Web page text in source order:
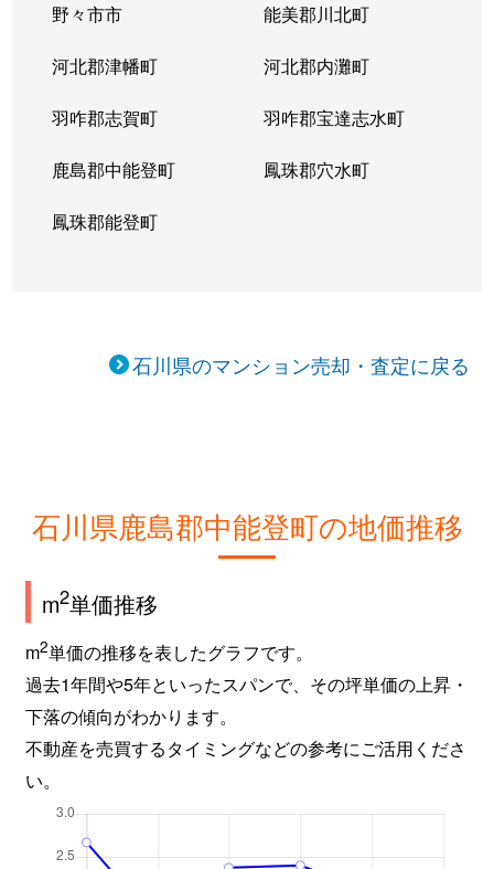
野々市市 能美郡川北町
河北郡津幡町 河北郡内灘町
羽咋郡志賀町 羽咋郡宝達志水町
鹿島郡中能登町 鳳珠郡穴水町
鳳珠郡能登町
石川県のマンション売却・査定に戻る
石川県鹿島郡中能登町の地価推移
m2単価推移
m2単価の推移を表したグラフです。
過去1年間や5年といったスパンで、その坪単価の上昇・
下落の傾向がわかります。
不動産を売買するタイミングなどの参考にご活用くださ
い。